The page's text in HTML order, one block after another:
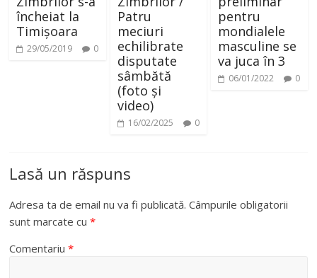
încheiat la
Timișoara
29/05/2019 0
Patru
meciuri
echilibrate
disputate
sâmbătă
(foto și
video)
16/02/2025 0
pentru
mondialele
masculine se
va juca în 3
06/01/2022 0
Lasă un răspuns
Adresa ta de email nu va fi publicată. Câmpurile obligatorii
sunt marcate cu*
Comentariu*